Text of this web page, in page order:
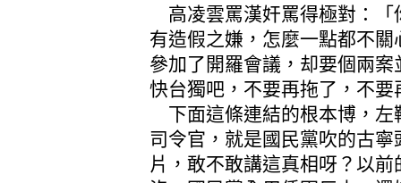
高凌雲罵漢奸罵得極對：「
有造假之嫌，怎麼一點都不
參加了開羅會議，却要個兩
快台獨吧，不要再拖了，不要
下面這條連結的根本博，左
司令官，就是國民黨吹的古
片，敢不敢講這真相呀？以